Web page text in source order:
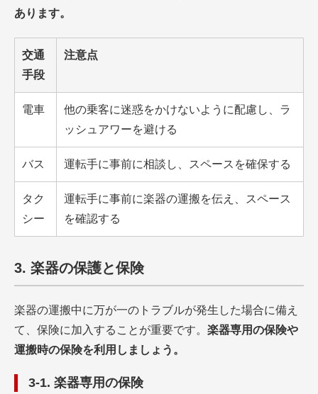
あります。
交通
手段
注意点
電車
他の乗客に迷惑をかけないように配慮し、ラ
ッシュアワーを避ける
バス 運転手に事前に相談し、スペースを確保する
タク
シー
運転手に事前に楽器の運搬を伝え、スペース
を確認する
3. 楽器の保護と保険
楽器の運搬中に万が一のトラブルが発生した場合に備え
て、保険に加入することが重要です。 楽器専用の保険や
運搬時の保険を利用しましょう。
3-1. 楽器専用の保険